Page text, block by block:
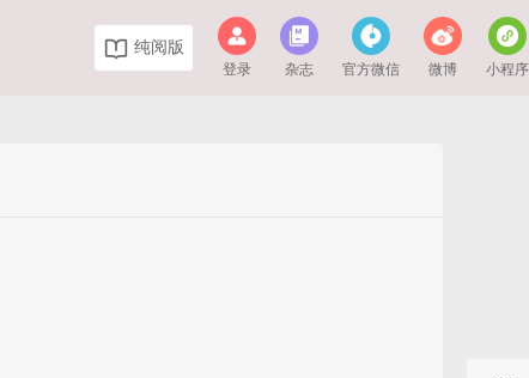
纯阅版
登录 杂志 官方微信 微博 小程序